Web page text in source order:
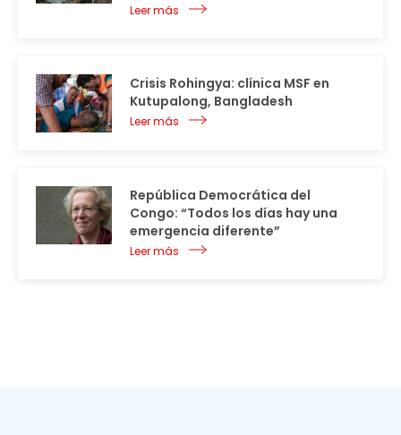
Leer más
Crisis Rohingya: clínica MSF en
Kutupalong, Bangladesh
Leer más
República Democrática del
Congo: “Todos los días hay una
emergencia diferente”
Leer más